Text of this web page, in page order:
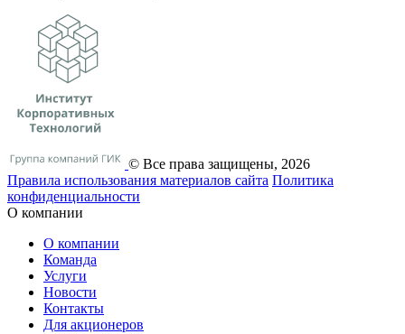
© Все права защищены, 2026
Правила использования материалов сайта Политика
конфиденциальности
О компании
О компании
Команда
Услуги
Новости
Контакты
Для акционеров